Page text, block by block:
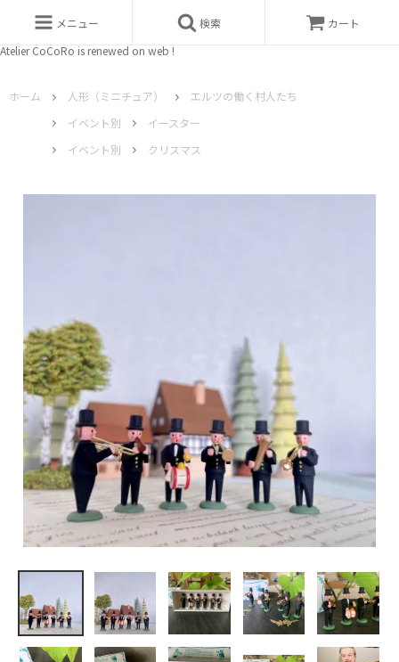
Atelier CoCoRo is renewed on web !
メニュー 検索 カート
ホーム 人形（ミニチュア）
エルツの働く村人たち
イベント別
イースター
イベント別
クリスマス